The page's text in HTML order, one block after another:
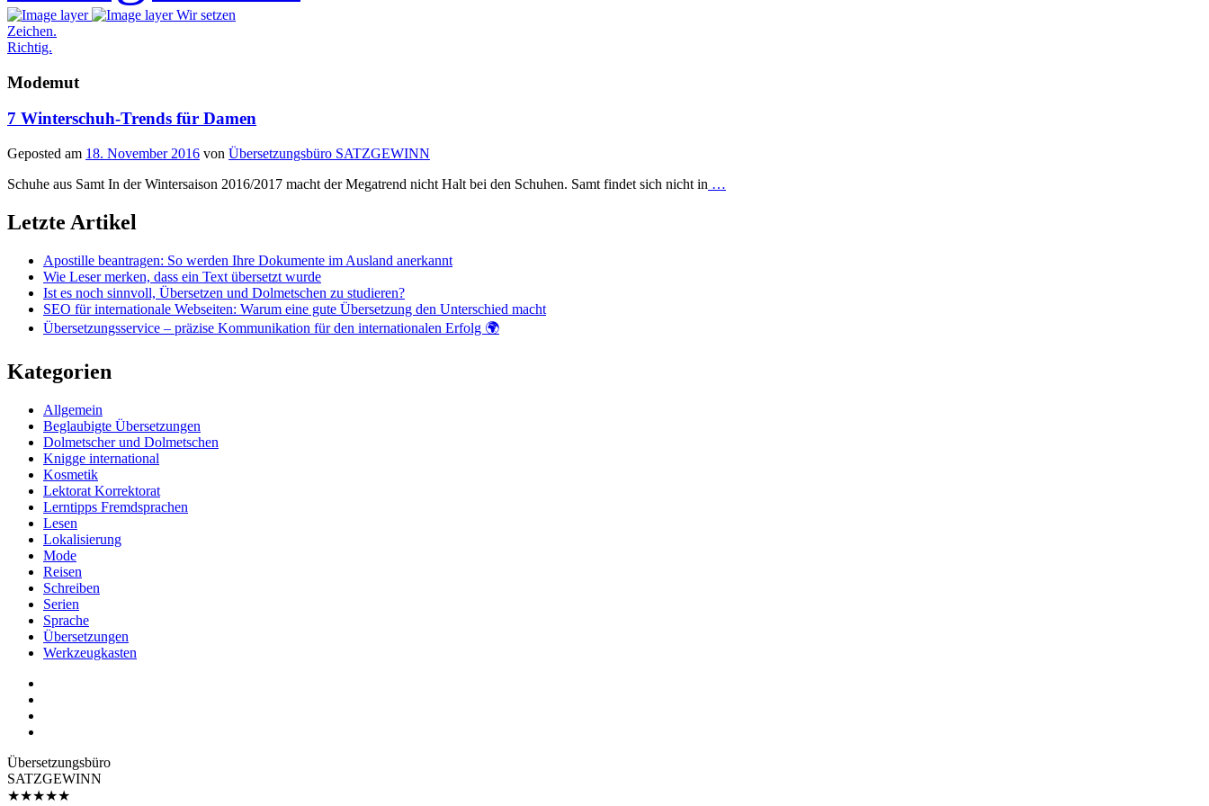
Wir setzen
Zeichen.
Richtig.
Modemut
7 Winterschuh-Trends für Damen
Geposted am 18. November 2016 von Übersetzungsbüro SATZGEWINN
Schuhe aus Samt In der Wintersaison 2016/2017 macht der Megatrend nicht Halt bei den Schuhen. Samt findet sich nicht in …
Letzte Artikel
Apostille beantragen: So werden Ihre Dokumente im Ausland anerkannt
Wie Leser merken, dass ein Text übersetzt wurde
Ist es noch sinnvoll, Übersetzen und Dolmetschen zu studieren?
SEO für internationale Webseiten: Warum eine gute Übersetzung den Unterschied macht
Übersetzungsservice – präzise Kommunikation für den internationalen Erfolg 🌍
Kategorien
Allgemein
Beglaubigte Übersetzungen
Dolmetscher und Dolmetschen
Knigge international
Kosmetik
Lektorat Korrektorat
Lerntipps Fremdsprachen
Lesen
Lokalisierung
Mode
Reisen
Schreiben
Serien
Sprache
Übersetzungen
Werkzeugkasten
Übersetzungs­büro
SATZGEWINN
★★★★★